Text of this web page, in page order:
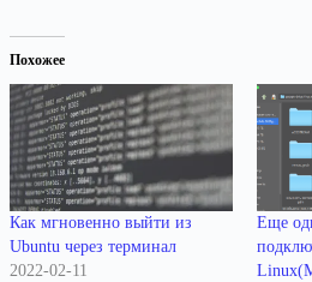
Похожее
Как мгновенно выйти из
Ubuntu через терминал
2022-02-11
Еще